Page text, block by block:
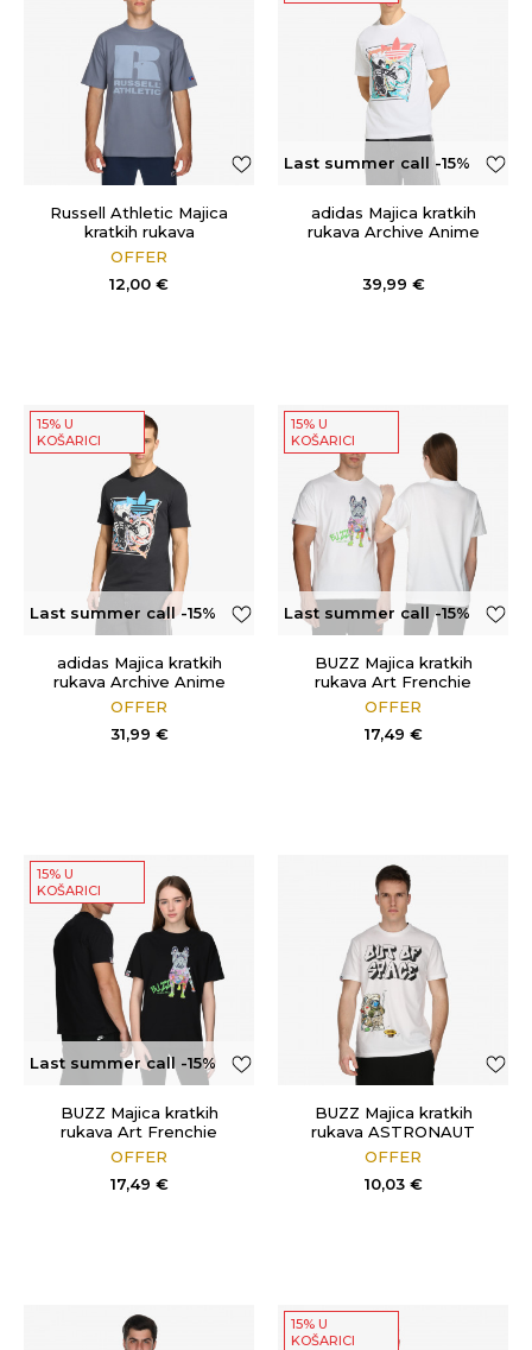
Russell Athletic Majica
kratkih rukava
AMBROSE-S/S
CREWNECK TEE SHIRT
OFFER
12,00 €
Last summer call -15%
OFFadidas Majica kratkih
rukava Archive Anime
39,99 €
15% U
KOŠARICI
Last summer call -15%
OFFadidas Majica kratkih
rukava Archive Anime
OFFER
31,99 €
15% U
KOŠARICI
Last summer call -15%
BUZZ Majica kratkih
rukava Art Frenchie
OFFER
17,49 €
15% U
KOŠARICI
Last summer call -15%
BUZZ Majica kratkih
rukava Art Frenchie
OFFER
17,49 €
BUZZ Majica kratkih
rukava ASTRONAUT
OFFER
10,03 €
15% U
KOŠARICI